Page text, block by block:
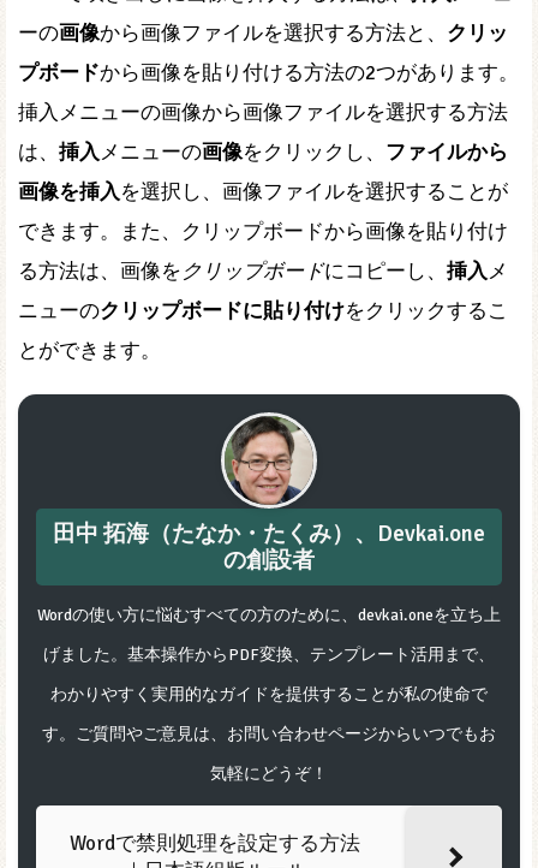
ーの画像から画像ファイルを選択する方法と、 クリッ
プボードから画像を貼り付ける方法の2つがあります。
挿入メニューの画像から画像ファイルを選択する方法
は、 挿入メニューの画像をクリックし、 ファイルから
画像を挿入を選択し、画像ファイルを選択することが
できます。また、クリップボードから画像を貼り付け
る方法は、画像をクリップボードにコピーし、 挿入メ
ニューのクリップボードに貼り付けをクリックするこ
とができます。
田中 拓海（たなか・たくみ）、Devkai.one
の創設者
Wordの使い方に悩むすべての方のために、devkai.oneを立ち上
げました。基本操作からPDF変換、テンプレート活用まで、
わかりやすく実用的なガイドを提供することが私の使命で
す。ご質問やご意見は、お問い合わせページからいつでもお
気軽にどうぞ！
Wordで禁則処理を設定する方法